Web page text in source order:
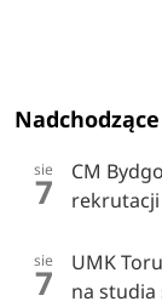
sie
7
CM
sie
7
UMK
na